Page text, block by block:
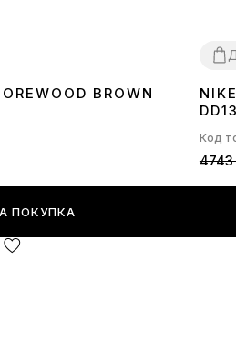
BROWN
ПОКУПКА
3637
Код
4743